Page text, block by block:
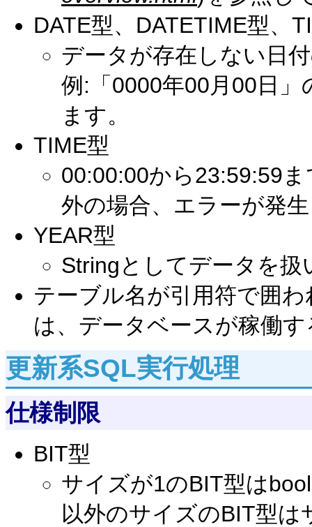
DATE型、DATETIME型、
データが存在しない日
例:「0000年00月00日
ます。
TIME型
00:00:00から23:59:59
外の場合、エラーが発
YEAR型
Stringとしてデータを扱
テーブル名が引用符で囲
は、データベースが稼働
更新系SQL実行処理
仕様制限
BIT型
サイズが1のBIT型は
以外のサイズのBIT型